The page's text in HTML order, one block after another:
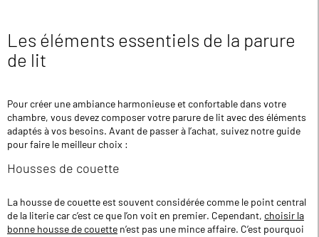
Les éléments essentiels de la parure
de lit
Pour créer une ambiance harmonieuse et confortable dans votre
chambre, vous devez composer votre parure de lit avec des éléments
adaptés à vos besoins. Avant de passer à l’achat, suivez notre guide
pour faire le meilleur choix :
Housses de couette
La housse de couette est souvent considérée comme le point central
de la literie car c’est ce que l’on voit en premier. Cependant, choisir la
bonne housse de couette n’est pas une mince affaire. C’est pourquoi